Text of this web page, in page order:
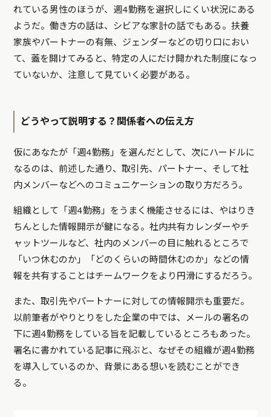
れている男性のほうが、週4勤務を選択しにくい状況にある
ようだ。働き方の話は、シビアな家計の話でもある。扶養
家族やパートナーの有無、ジェンダーなどの切り口におい
て、蓋を開けてみると、特定の人にだけ開かれた制度になっ
ていないか、注意して見ていく必要がある。
どうやって説明する？関係者への伝え方
仮にあなたが「週4勤務」を選んだとして、次にハードルに
なるのは、前述した通り、取引先、パートナー、そして社
内メンバーなどへのコミュニケーションの取り方だろう。
組織として「週4勤務」をうまく機能させるには、やはりき
ちんとした情報開示が鍵になる。社内共有カレンダーやチ
ャットツールなど、社内のメンバーの目に触れるところで
「いつ休むのか」「どのくらいの時間休むのか」などの情
報を共有することはチームワークをより円滑にするだろう。
また、取引先やパートナーに対しての情報開示も重要だ。
以前筆者がやりとりをした企業の中では、メールの署名の
下に週4勤務をしている旨を記載しているところもあった。
署名に書かれている記事に飛ぶと、なぜその組織が週4勤務
を導入しているのか、背景にある想いを読むことができ
る。